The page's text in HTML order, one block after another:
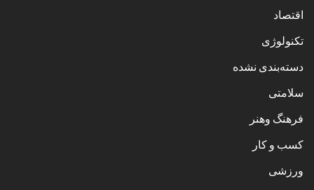
اقتصاد
تکنولوژی
دسته‌بندی نشده
سلامتی
فرهنگ وهنر
کسب و کار
ورزشی